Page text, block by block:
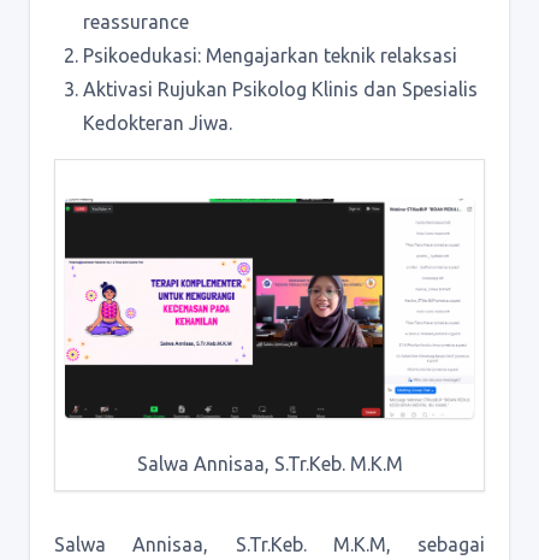
reassurance
Psikoedukasi: Mengajarkan teknik relaksasi
Aktivasi Rujukan Psikolog Klinis dan Spesialis
Kedokteran Jiwa.
Salwa Annisaa, S.Tr.Keb. M.K.M
Salwa Annisaa, S.Tr.Keb. M.K.M, sebagai